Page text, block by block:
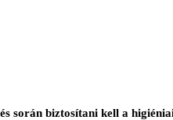
során biztosítani kell a